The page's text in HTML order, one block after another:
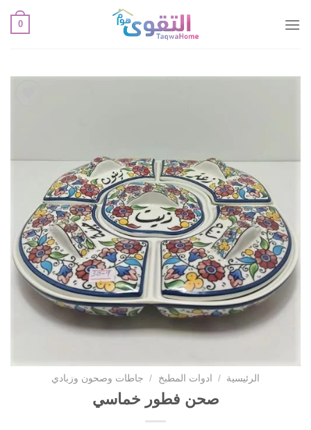
0
الرئيسية / ادوات المطبخ / جاطات وصحون وزبادي
صحن فطور خماسي